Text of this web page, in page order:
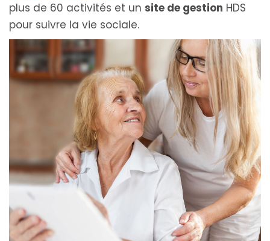
plus de 60 activités et un site de gestion HDS
pour suivre la vie sociale.